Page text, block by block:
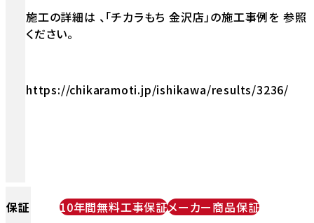
施工の詳細は 、「チカラもち 金沢店」の施工事例を 参照
ください。
https://chikaramoti.jp/ishikawa/results/3236/
保証 10年間無料工事保証メーカー商品保証